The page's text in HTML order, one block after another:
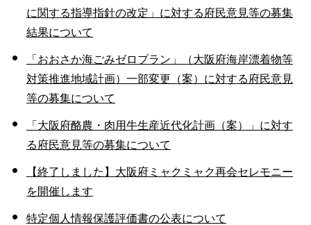
に関する指導指針の改定」に対する府民意見等の募集
結果について
「おおさか海ごみゼロプラン」（大阪府海岸漂着物等
対策推進地域計画）一部変更（案）に対する府民意見
等の募集について
「大阪府酪農・肉用牛生産近代化計画（案）」に対す
る府民意見等の募集について
【終了しました】大阪府ミャクミャク再会セレモニー
を開催します
特定個人情報保護評価書の公表について